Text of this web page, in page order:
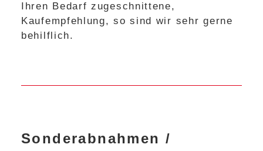
Ihren Bedarf zugeschnittene,
Kaufempfehlung, so sind wir sehr gerne
behilflich.
Sonderabnahmen /